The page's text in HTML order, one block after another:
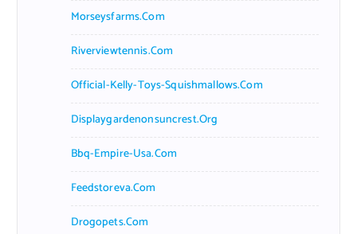
Morseysfarms.com
Riverviewtennis.com
Official-Kelly-Toys-Squishmallows.com
Displaygardenonsuncrest.org
Bbq-Empire-Usa.com
Feedstoreva.com
Drogopets.com